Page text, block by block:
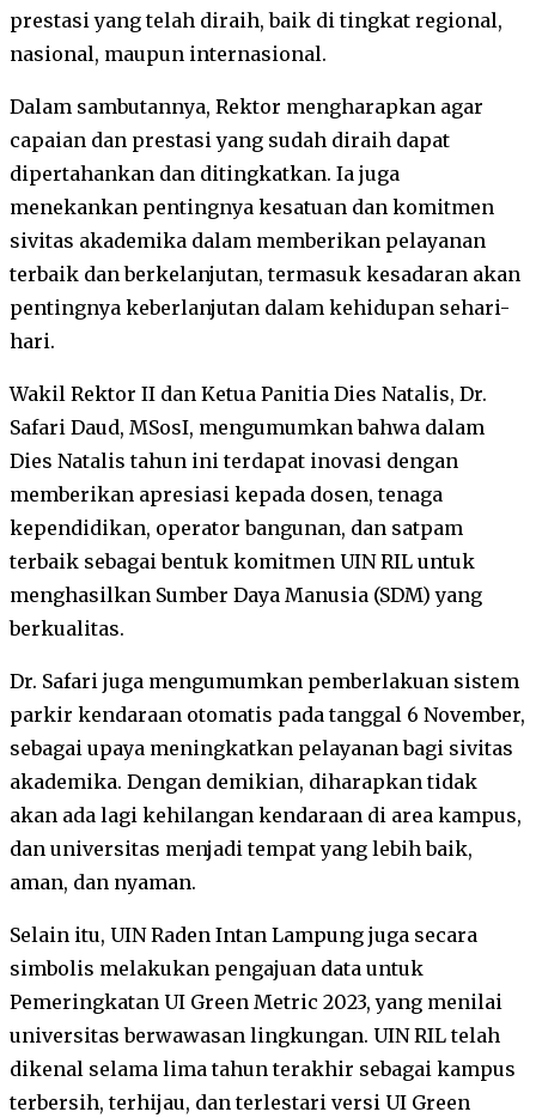
prestasi yang telah diraih, baik di tingkat regional,
nasional, maupun internasional.
Dalam sambutannya, Rektor mengharapkan agar
capaian dan prestasi yang sudah diraih dapat
dipertahankan dan ditingkatkan. Ia juga
menekankan pentingnya kesatuan dan komitmen
sivitas akademika dalam memberikan pelayanan
terbaik dan berkelanjutan, termasuk kesadaran akan
pentingnya keberlanjutan dalam kehidupan sehari-
hari.
Wakil Rektor II dan Ketua Panitia Dies Natalis, Dr.
Safari Daud, MSosI, mengumumkan bahwa dalam
Dies Natalis tahun ini terdapat inovasi dengan
memberikan apresiasi kepada dosen, tenaga
kependidikan, operator bangunan, dan satpam
terbaik sebagai bentuk komitmen UIN RIL untuk
menghasilkan Sumber Daya Manusia (SDM) yang
berkualitas.
Dr. Safari juga mengumumkan pemberlakuan sistem
parkir kendaraan otomatis pada tanggal 6 November,
sebagai upaya meningkatkan pelayanan bagi sivitas
akademika. Dengan demikian, diharapkan tidak
akan ada lagi kehilangan kendaraan di area kampus,
dan universitas menjadi tempat yang lebih baik,
aman, dan nyaman.
Selain itu, UIN Raden Intan Lampung juga secara
simbolis melakukan pengajuan data untuk
Pemeringkatan UI Green Metric 2023, yang menilai
universitas berwawasan lingkungan. UIN RIL telah
dikenal selama lima tahun terakhir sebagai kampus
terbersih, terhijau, dan terlestari versi UI Green